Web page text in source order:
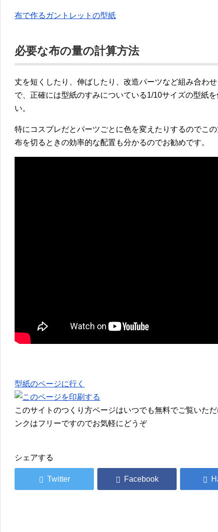
布で作るガントレットの型紙
必要な布の量の計算方法
丈を短くしたり、伸ばしたり、改造パーツなど組み合わ
で、正確には型紙のすみについている1/10サイズの型紙
い。
特にコスプレだとパーツごとに色を変えたりするのでこ
布を切るときの効率的な配置も分かるのでお勧めです。
型紙のページに行く
このサイトのつくり方ページはいつでも無料でご覧いた
ンクはフリーですのでお気軽にどうぞ
シェアする